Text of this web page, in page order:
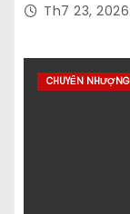
Th7 23, 2026
CHUYỂN NHƯỢNG